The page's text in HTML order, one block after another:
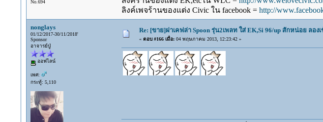
No.694
ลิงค์เพจร้านของแต่ง Civic ใน facebook = http://
nonglays
01/12/2017-30/11/2018'
Sponsor
อาจารย์ปู่
ออฟไลน์
เพศ:
กระทู้: 5,110
Re: [ขาย]ฝาเคฟล่า Spoon รุ่น2เพลท ใส่ EK,Si 96/up สักหน่อย ลอ
« ตอบ #166 เมื่อ:04 พฤษภาคม 2013, 12:23:42 »